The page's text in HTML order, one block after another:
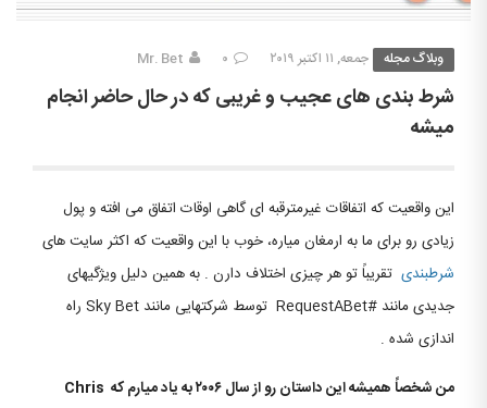
وبلاگ مجله جمعه, ۱۱ اکتبر ۲۰۱۹ ۰ Mr. Bet
شرط بندی های عجیب و غریبی که در حال حاضر انجام
میشه
این واقعیت که اتفاقات غیرمترقبه ای گاهی اوقات اتفاق می افته و پول
زیادی رو برای ما به ارمغان میاره، خوب با این واقعیت که اکثر سایت های
شرطبندی تقریباً تو هر چیزی اختلاف دارن . به همین دلیل ویژگیهای
جدیدی مانند #RequestABet توسط شرکتهایی مانند Sky Bet راه
اندازی شده .
من شخصاً همیشه این داستان رو از سال ۲۰۰۶ به یاد میارم که Chris